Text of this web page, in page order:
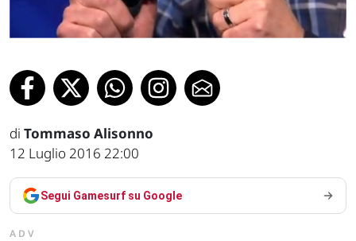
di Tommaso Alisonno
12 Luglio 2016 22:00
Segui Gamesurf su Google
ADV